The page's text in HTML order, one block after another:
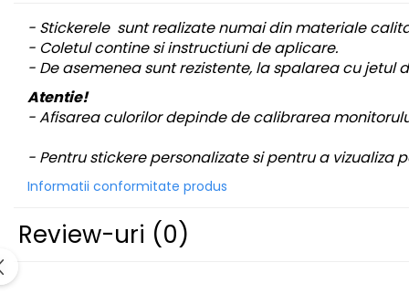
RENAULT CAMIOANE
VOLVO CAMIOANE
18+ STICKER
DIVERSE
LOW STICKERS
- Stickerele sunt realizate numai din materiale
- Coletul contine si instructiuni de aplicare.
- De asemenea sunt rezistente, la spalarea cu
Atentie!
- Afisarea culorilor depinde de calibrarea
- Pentru stickere personalizate si pentru a
Informatii conformitate produs
Review-uri (0)